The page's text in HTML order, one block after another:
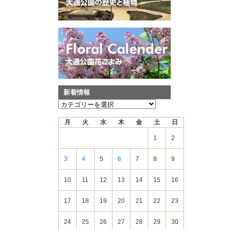
新着情報
新
月 火 水 木 金 土 日
1 2
3 4 5 6 7 8 9
10 11 12 13 14 15 16
17 18 19 20 21 22 23
24 25 26 27 28 29 30